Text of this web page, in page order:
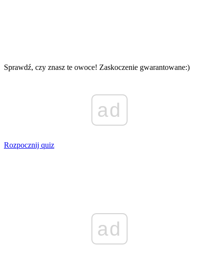
Sprawdź, czy znasz te owoce! Zaskoczenie gwarantowane:)
ad
Rozpocznij quiz
ad